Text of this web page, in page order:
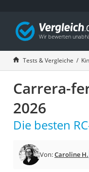
Tests & Vergleiche
Carrera-
2026
Die besten
Von:Caroline H.